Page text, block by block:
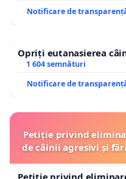
Notificare de
Opriți eutanasierea
1 604 semnături
Notificare de
Petiție privind
de câinii agresivi și
Petiție privind